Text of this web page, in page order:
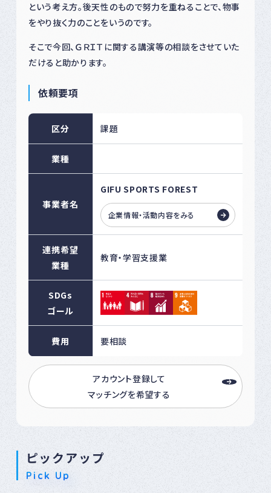
ピックアップ
Pick Up
という考え方。後天性のもので努力を重ねることで、物事
をやり抜く力のことをいうのです。
そこで今回、ＧＲＩＴに関する講演等の相談をさせていた
だけると助かります。
依頼要項
区分 課題
業種
事業者名
GIFU SPORTS FOREST
企業情報・活動内容をみる
連携希望
業種
教育・学習支援業
SDGs
ゴール
費用 要相談
アカウント登録して
マッチングを希望する